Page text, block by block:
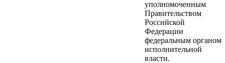
уполномоченным
Правительством
Российской
Федерации
федеральным органом
исполнительной
власти.